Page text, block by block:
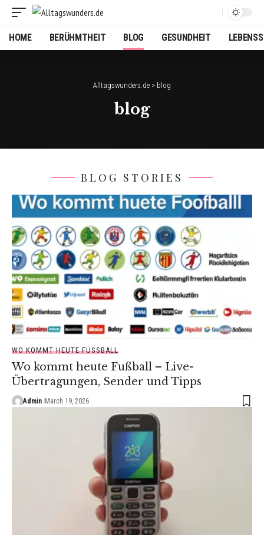
HOME BERÜHMTHEIT BLOG GESUNDHEIT
Alltagswunders.de > blog
blog
BLOG STORIES
WO KOMMT HEUTE FUSSBALL
Wo kommt heute Fußball – Live-
Übertragungen, Sender und Tipps
Admin March 19, 2026